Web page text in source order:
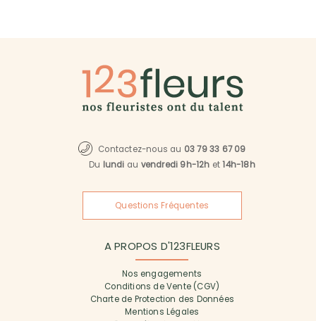
Contactez-nous au 03 79 33 67 09
Du lundi au vendredi 9h-12h et14h-18h
Questions Fréquentes
A PROPOS D'123FLEURS
Nos engagements
Conditions de Vente (CGV)
Charte de Protection des Données
Mentions Légales